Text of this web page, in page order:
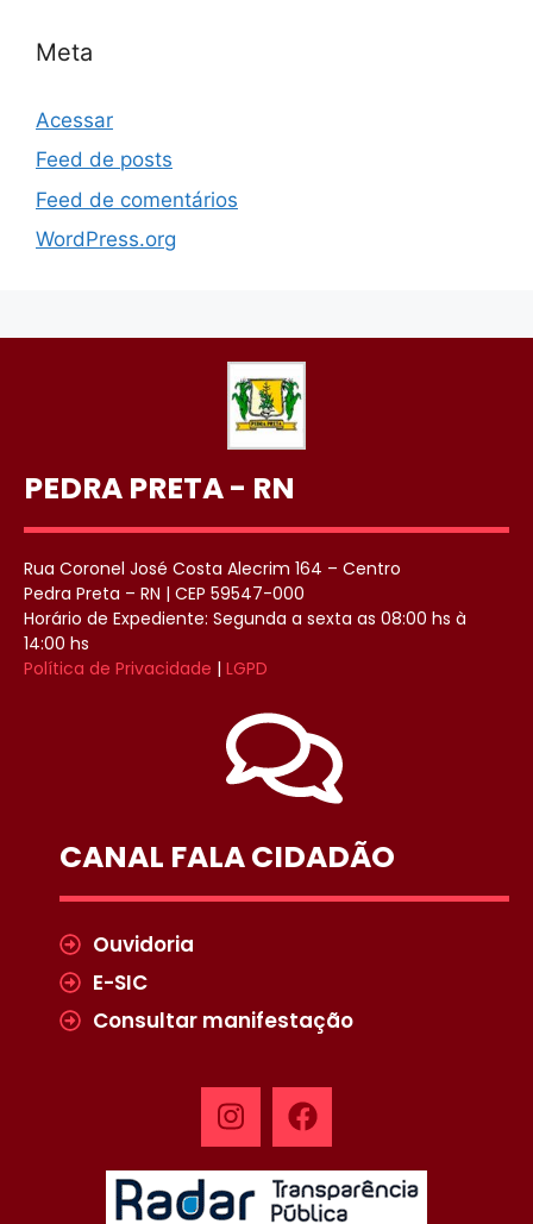
Meta
Acessar
Feed de posts
Feed de comentários
WordPress.org
PEDRA PRETA - RN
Rua Coronel José Costa Alecrim 164 – Centro
Pedra Preta – RN | CEP 59547-000
Horário de Expediente: Segunda a sexta as 08:00 hs à
14:00 hs
Política de Privacidade | LGPD
CANAL FALA CIDADÃO
Ouvidoria
E-SIC
Consultar manifestação